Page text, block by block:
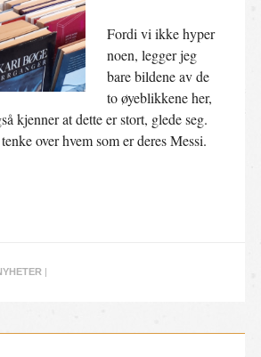
Fordi vi ikke hyper
noen, legger jeg
bare bildene av de
to øyeblikkene her,
kjenner at dette er stort, glede seg.
over hvem som er deres Messi.
|